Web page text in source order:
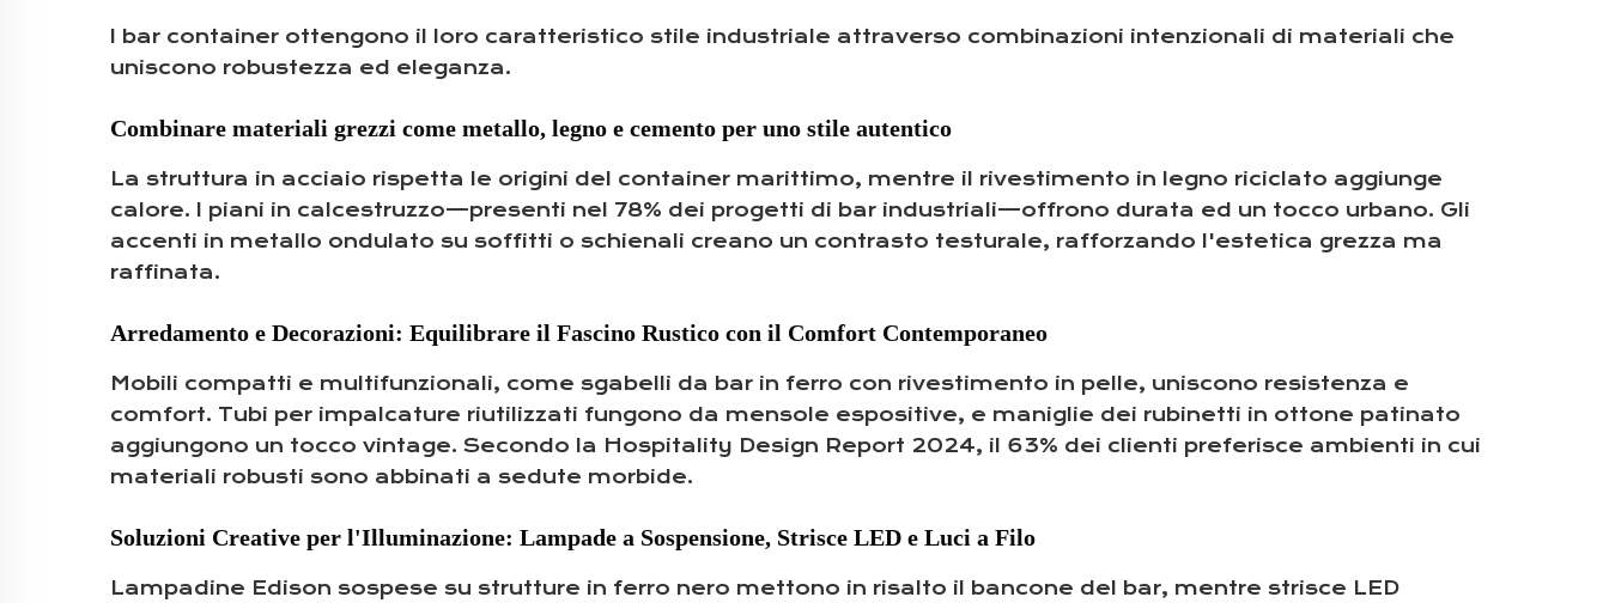
I bar container ottengono il loro caratteristico stile industriale attraverso combinazioni intenzionali di materiali che
uniscono robustezza ed eleganza.
Combinare materiali grezzi come metallo, legno e cemento per uno stile autentico
La struttura in acciaio rispetta le origini del container marittimo, mentre il rivestimento in legno riciclato aggiunge
calore. I piani in calcestruzzo—presenti nel 78% dei progetti di bar industriali—offrono durata ed un tocco urbano. Gli
accenti in metallo ondulato su soffitti o schienali creano un contrasto testurale, rafforzando l'estetica grezza ma
raffinata.
Arredamento e Decorazioni: Equilibrare il Fascino Rustico con il Comfort Contemporaneo
Mobili compatti e multifunzionali, come sgabelli da bar in ferro con rivestimento in pelle, uniscono resistenza e
comfort. Tubi per impalcature riutilizzati fungono da mensole espositive, e maniglie dei rubinetti in ottone patinato
aggiungono un tocco vintage. Secondo la Hospitality Design Report 2024, il 63% dei clienti preferisce ambienti in cui
materiali robusti sono abbinati a sedute morbide.
Soluzioni Creative per l'Illuminazione: Lampade a Sospensione, Strisce LED e Luci a Filo
Lampadine Edison sospese su strutture in ferro nero mettono in risalto il bancone del bar, mentre strisce LED